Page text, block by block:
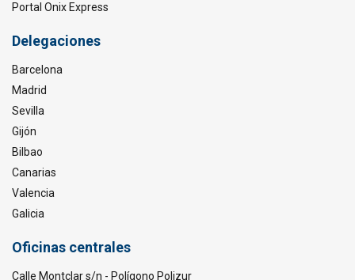
Portal Onix Express
Delegaciones
Barcelona
Madrid
Sevilla
Gijón
Bilbao
Canarias
Valencia
Galicia
Oficinas centrales
Calle Montclar s/n - Polígono Polizur